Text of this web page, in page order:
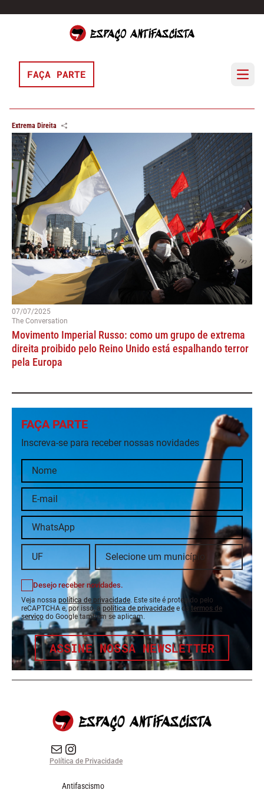
FAÇA PARTE Open
Extrema Direita
07/07/2025
The Conversation
Movimento Imperial Russo: como um grupo de extrema
direita proibido pelo Reino Unido está espalhando terror
pela Europa
FAÇA PARTE
Inscreva-se para receber nossas novidades
Desejo receber novidades.
Veja nossa política de privacidade. Este site é protegido pelo
reCAPTCHA e, por isso, a política de privacidade e os termos de
serviço do Google também se aplicam.
ASSINE NOSSA NEWSLETTER
E-mail Instagram do Espaço Antifascista
Política de Privacidade
Antifascismo